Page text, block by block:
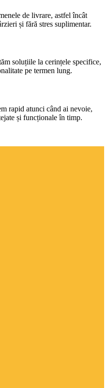
de livrare, astfel încât
și fără stres suplimentar.
soluțiile la cerințele specifice,
pe termen lung.
rapid atunci când ai nevoie,
și funcționale în timp.